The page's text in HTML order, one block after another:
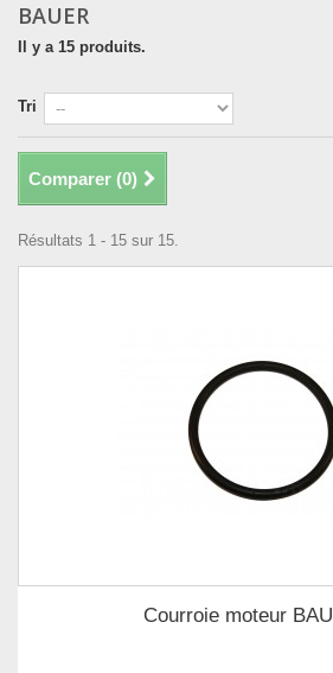
BAUER
Il y a 15 produits.
Tri
Comparer (0)
Résultats 1 - 15 sur 15.
Courroie moteur